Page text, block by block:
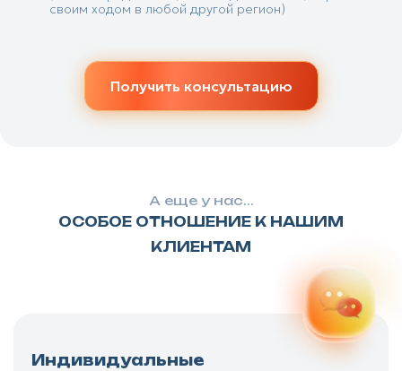
своим ходом в любой другой регион)
Получить консультацию
А еще у нас...
ОСОБОЕ ОТНОШЕНИЕ К НАШИМ
КЛИЕНТАМ
Индивидуальные